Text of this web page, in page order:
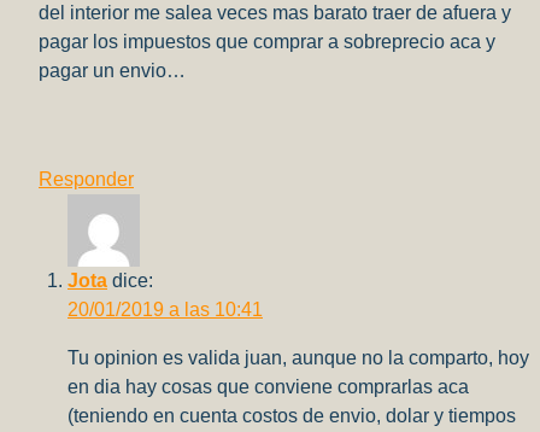
del interior me salea veces mas barato traer de afuera y
pagar los impuestos que comprar a sobreprecio aca y
pagar un envio…
Responder
Jota dice:
20/01/2019 a las 10:41
Tu opinion es valida juan, aunque no la comparto, hoy
en dia hay cosas que conviene comprarlas aca
(teniendo en cuenta costos de envio, dolar y tiempos